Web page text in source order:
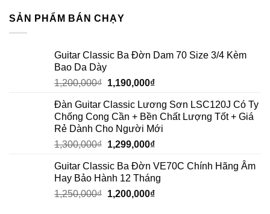
SẢN PHẨM BÁN CHẠY
Guitar Classic Ba Đờn Dam 70 Size 3/4 Kèm
Bao Da Dày
1,200,000₫ 1,190,000₫
Đàn Guitar Classic Lương Sơn LSC120J Có Ty
Chống Cong Cần + Bền Chất Lượng Tốt + Giá
Rẻ Dành Cho Người Mới
1,300,000₫ 1,299,000₫
Guitar Classic Ba Đờn VE70C Chính Hãng Âm
Hay Bảo Hành 12 Tháng
1,250,000₫ 1,200,000₫